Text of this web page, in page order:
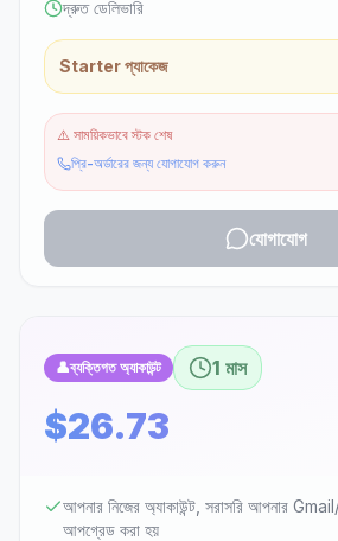
দ্রুত ডেলিভারি
Starter প্যাকেজ
⚠️ সাময়িকভাবে স্টক শেষ
প্রি-অর্ডারের জন্য যোগাযোগ করুন
যোগাযোগ
👤ব্যক্তিগত অ্যাকাউন্ট 1 মাস
$26.73
আপনার নিজের অ্যাকাউন্ট, সরাসরি আপনার
আপগ্রেড করা হয়